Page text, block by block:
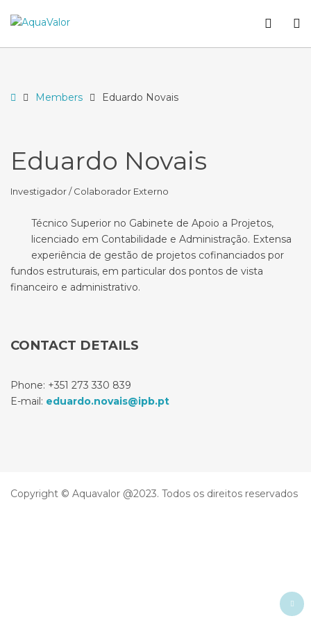
Eduardo
HomeMembers Eduardo Novais
Eduardo Novais
Investigador / Colaborador Externo
Técnico Superior no Gabinete de Apoio a Projetos,
licenciado em Contabilidade e Administração. Extensa
experiência de gestão de projetos cofinanciados por
fundos estruturais, em particular dos pontos de vista
financeiro e administrativo.
CONTACT DETAILS
Phone: +351 273 330 839
E-mail: eduardo.novais@ipb.pt
Copyright © Aquavalor @2023. Todos os direitos reservados
to